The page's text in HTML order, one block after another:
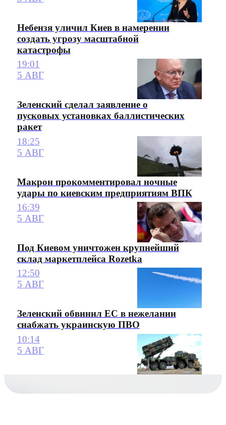
Небензя уличил Киев в намерении
создать угрозу масштабной
катастрофы
19:01
5 АВГ
Зеленский сделал заявление о
пусковых установках баллистических
ракет
18:25
5 АВГ
Макрон прокомментировал ночные
удары по киевским предприятиям ВПК
16:39
5 АВГ
Под Киевом уничтожен крупнейший
склад маркетплейса Rozetka
12:50
5 АВГ
Зеленский обвинил ЕС в нежелании
снабжать украинскую ПВО
10:14
5 АВГ